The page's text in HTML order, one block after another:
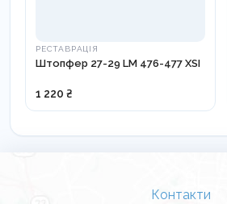
РЕСТАВРАЦІЯ
Штопфер 27-29 LM 476-477 XSI
1 220 ₴
Контакти